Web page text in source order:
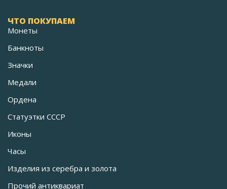
ЧТО ПОКУПАЕМ
Монеты
Банкноты
Значки
Медали
Ордена
Статуэтки СССР
Иконы
Часы
Изделия из серебра и золота
Прочий антиквариат